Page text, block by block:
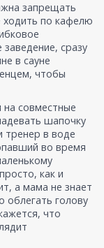
запрещать
ходить по кафелю
сразу
в сауне
чтобы
совместные
шапочку
тренер в воде
во время
как и
а мама не знает
голову
что